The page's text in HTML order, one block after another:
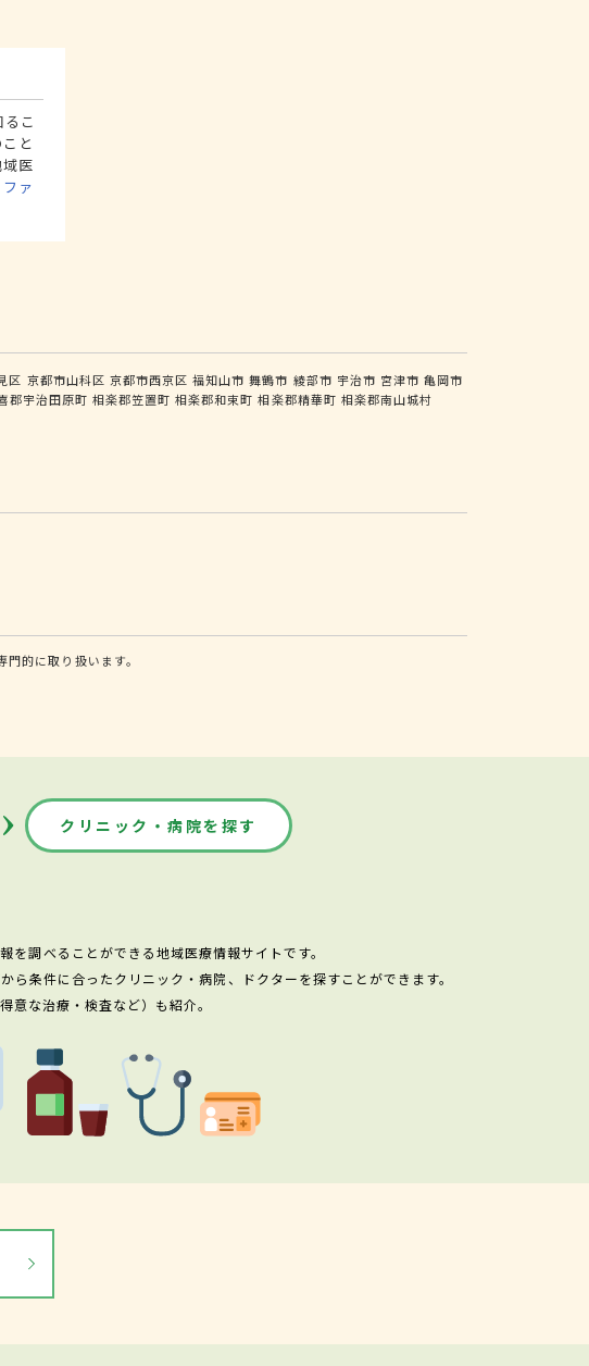
こ
と
医
ァ
区 京都市山科区 京都市西京区 福知山市 舞鶴市 綾部市 宇治市 宮津市 亀岡市
郡宇治田原町 相楽郡笠置町 相楽郡和束町 相楽郡精華町 相楽郡南山城村
的に取り扱います。
クリニック・病院を探す
調べることができる地域医療情報サイトです。
条件に合ったクリニック・病院、ドクターを探すことができます。
意な治療・検査など）も紹介。